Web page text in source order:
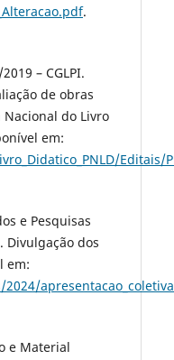
.
– CGLPI.
de obras
do Livro
em:
Editais/
e Pesquisas
Divulgação dos
em:
e Material